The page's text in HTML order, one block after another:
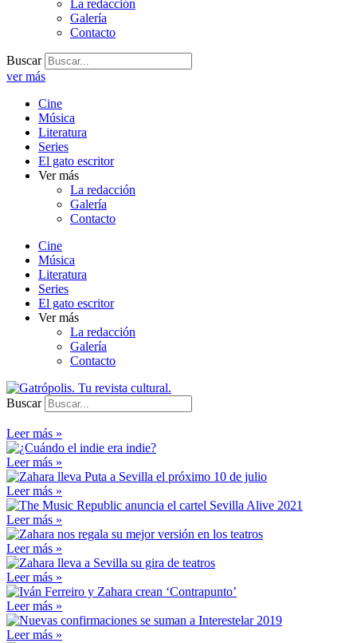
La redacción
Galería
Contacto
Buscar
ver más
Cine
Música
Literatura
Series
El gato escritor
Ver más
La redacción
Galería
Contacto
Cine
Música
Literatura
Series
El gato escritor
Ver más
La redacción
Galería
Contacto
Buscar
Leer más »
Leer más »
Leer más »
Leer más »
Leer más »
Leer más »
Leer más »
Leer más »